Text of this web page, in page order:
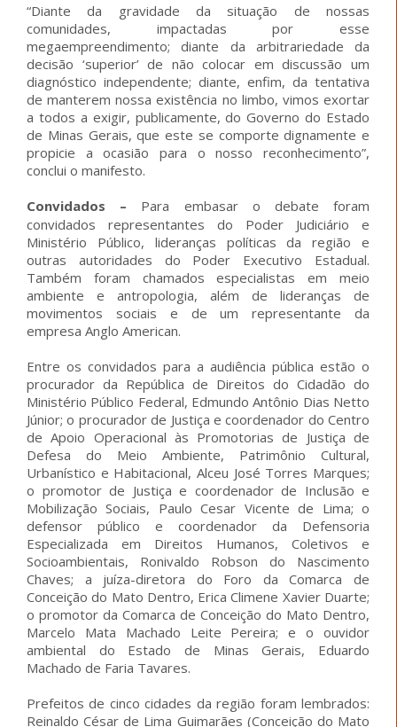
“Diante da gravidade da situação de nossas
comunidades, impactadas por esse
megaempreendimento; diante da arbitrariedade da
decisão ‘superior’ de não colocar em discussão um
diagnóstico independente; diante, enfim, da tentativa
de manterem nossa existência no limbo, vimos exortar
a todos a exigir, publicamente, do Governo do Estado
de Minas Gerais, que este se comporte dignamente e
propicie a ocasião para o nosso reconhecimento”,
conclui o manifesto.
Convidados – Para embasar o debate foram
convidados representantes do Poder Judiciário e
Ministério Público, lideranças políticas da região e
outras autoridades do Poder Executivo Estadual.
Também foram chamados especialistas em meio
ambiente e antropologia, além de lideranças de
movimentos sociais e de um representante da
empresa Anglo American.
Entre os convidados para a audiência pública estão o
procurador da República de Direitos do Cidadão do
Ministério Público Federal, Edmundo Antônio Dias Netto
Júnior; o procurador de Justiça e coordenador do Centro
de Apoio Operacional às Promotorias de Justiça de
Defesa do Meio Ambiente, Patrimônio Cultural,
Urbanístico e Habitacional, Alceu José Torres Marques;
o promotor de Justiça e coordenador de Inclusão e
Mobilização Sociais, Paulo Cesar Vicente de Lima; o
defensor público e coordenador da Defensoria
Especializada em Direitos Humanos, Coletivos e
Socioambientais, Ronivaldo Robson do Nascimento
Chaves; a juíza-diretora do Foro da Comarca de
Conceição do Mato Dentro, Erica Climene Xavier Duarte;
o promotor da Comarca de Conceição do Mato Dentro,
Marcelo Mata Machado Leite Pereira; e o ouvidor
ambiental do Estado de Minas Gerais, Eduardo
Machado de Faria Tavares.
Prefeitos de cinco cidades da região foram lembrados:
Reinaldo César de Lima Guimarães (Conceição do Mato